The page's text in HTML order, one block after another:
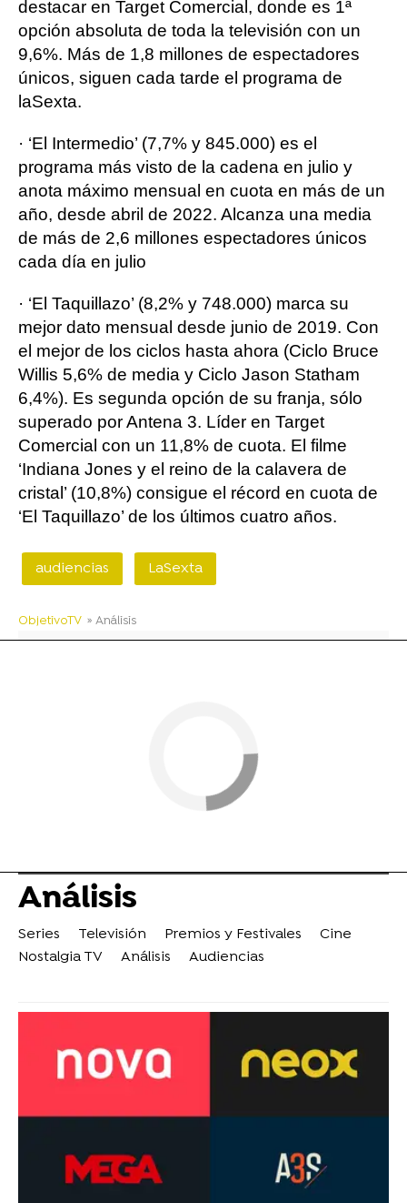
destacar en Target Comercial, donde es 1ª
opción absoluta de toda la televisión con un
9,6%. Más de 1,8 millones de espectadores
únicos, siguen cada tarde el programa de
laSexta.
· ‘El Intermedio’ (7,7% y 845.000) es el
programa más visto de la cadena en julio y
anota máximo mensual en cuota en más de un
año, desde abril de 2022. Alcanza una media
de más de 2,6 millones espectadores únicos
cada día en julio
· ‘El Taquillazo’ (8,2% y 748.000) marca su
mejor dato mensual desde junio de 2019. Con
el mejor de los ciclos hasta ahora (Ciclo Bruce
Willis 5,6% de media y Ciclo Jason Statham
6,4%). Es segunda opción de su franja, sólo
superado por Antena 3. Líder en Target
Comercial con un 11,8% de cuota. El filme
‘Indiana Jones y el reino de la calavera de
cristal’ (10,8%) consigue el récord en cuota de
‘El Taquillazo’ de los últimos cuatro años.
audiencias LaSexta
ObjetivoTV » Análisis
Análisis
Series Televisión Premios y Festivales
Cine
Nostalgia TV
Análisis Audiencias